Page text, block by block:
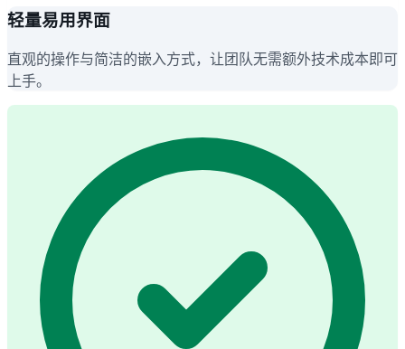
轻量易用界面
直观的操作与简洁的嵌入方式，让团队无需额外技术成本即可
上手。